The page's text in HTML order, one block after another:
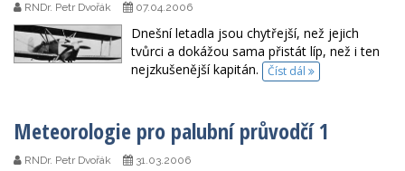
RNDr. Petr Dvořák 07.04.2006
Dnešní letadla jsou chytřejší, než jejich
tvůrci a dokážou sama přistát líp, než i ten
nejzkušenější kapitán.
Číst dál
Meteorologie pro palubní průvodčí 1
RNDr. Petr Dvořák 31.03.2006